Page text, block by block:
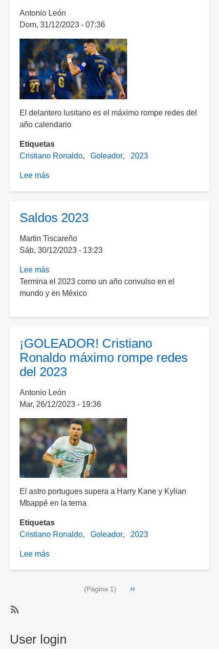
la
historia,
confirma
la
Organización
Meteorológica
Mundial
Antonio León
Dom, 31/12/2023 - 07:36
El delantero lusitano es el máximo rompe redes del
año calendario
Etiquetas
Cristiano Ronaldo
Goleador 2023
Lee más
Ronaldo
el
2023
Saldos 2023
Martin Tiscareño
Sáb, 30/12/2023 - 13:23
Lee más
Saldos
2023
Termina el 2023 como un año convulso en el
mundo y en México
¡GOLEADOR! Cristiano
Ronaldo máximo rompe redes
del 2023
Antonio León
Mar, 26/12/2023 - 19:36
El astro portugues supera a Harry Kane y Kylian
Mbappé en la terna
Etiquetas
Cristiano Ronaldo
Goleador 2023
Lee más
del
(Página 1)
Siguiente
››
a
2023
User login